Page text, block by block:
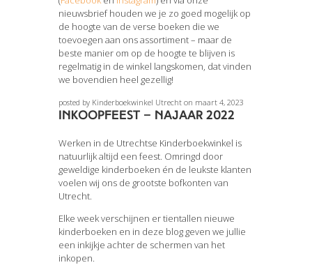
nieuwsbrief houden we je zo goed mogelijk op
de hoogte van de verse boeken die we
toevoegen aan ons assortiment – maar de
beste manier om op de hoogte te blijven is
regelmatig in de winkel langskomen, dat vinden
we bovendien heel gezellig!
posted by Kinderboekwinkel Utrecht on maart 4, 2023
Inkoopfeest – najaar 2022
Werken in de Utrechtse Kinderboekwinkel is
natuurlijk altijd een feest. Omringd door
geweldige kinderboeken én de leukste klanten
voelen wij ons de grootste bofkonten van
Utrecht.
Elke week verschijnen er tientallen nieuwe
kinderboeken en in deze blog geven we jullie
een inkijkje achter de schermen van het
inkopen.